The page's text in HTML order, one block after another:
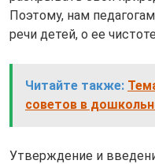
Поэтому, нам
речи детей, о ее
Читайте также:
советов в
Утверждение и